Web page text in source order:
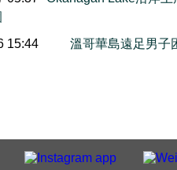
15:44
溫哥華島遠足男